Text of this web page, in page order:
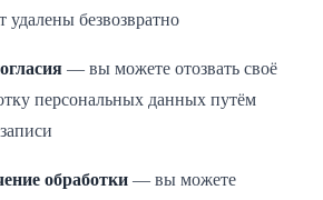
безвозвратно
— вы можете отозвать своё
персональных данных путём
обработки — вы можете